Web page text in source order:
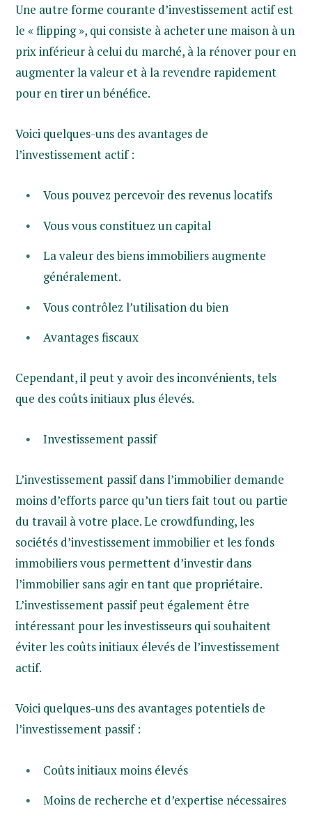
Une autre forme courante d’investissement actif est
le « flipping », qui consiste à acheter une maison à un
prix inférieur à celui du marché, à la rénover pour en
augmenter la valeur et à la revendre rapidement
pour en tirer un bénéfice.
Voici quelques-uns des avantages de
l’investissement actif :
Vous pouvez percevoir des revenus locatifs
Vous vous constituez un capital
La valeur des biens immobiliers augmente
généralement.
Vous contrôlez l’utilisation du bien
Avantages fiscaux
Cependant, il peut y avoir des inconvénients, tels
que des coûts initiaux plus élevés.
Investissement passif
L’investissement passif dans l’immobilier demande
moins d’efforts parce qu’un tiers fait tout ou partie
du travail à votre place. Le crowdfunding, les
sociétés d’investissement immobilier et les fonds
immobiliers vous permettent d’investir dans
l’immobilier sans agir en tant que propriétaire.
L’investissement passif peut également être
intéressant pour les investisseurs qui souhaitent
éviter les coûts initiaux élevés de l’investissement
actif.
Voici quelques-uns des avantages potentiels de
l’investissement passif :
Coûts initiaux moins élevés
Moins de recherche et d’expertise nécessaires